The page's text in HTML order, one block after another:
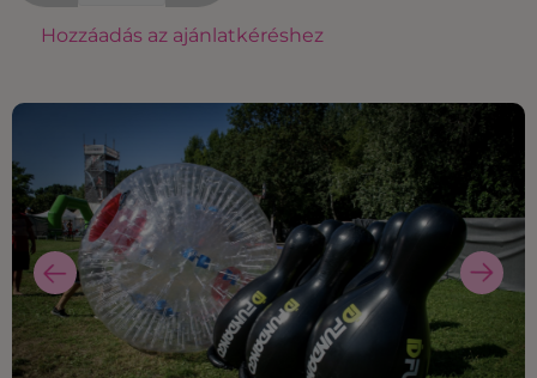
Hozzáadás az ajánlatkéréshez